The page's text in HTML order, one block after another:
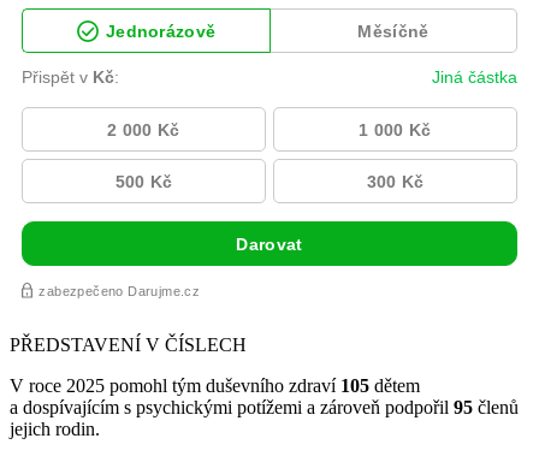
PŘEDSTAVENÍ V ČÍSLECH
V roce 2025 pomohl tým duševního zdraví 105 dětem
a dospívajícím s psychickými potížemi a zároveň podpořil 95 členů
jejich rodin.